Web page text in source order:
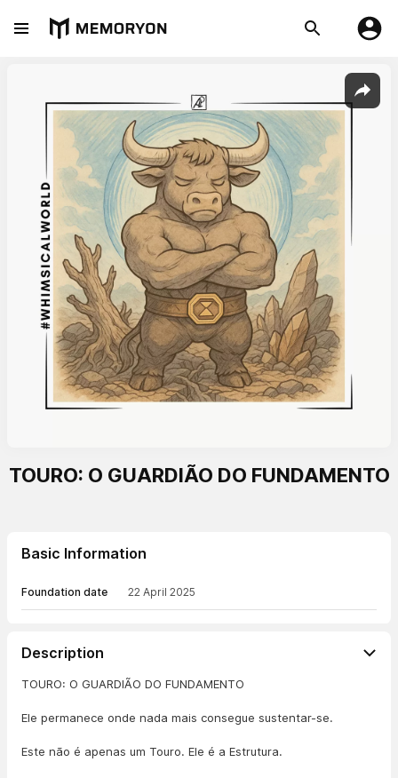
TOURO: O GUARDIÃO DO FUNDAMENTO
Basic Information
Foundation date 22 April 2025
Description
TOURO: O GUARDIÃO DO FUNDAMENTO
Ele permanece onde nada mais consegue sustentar-se.
Este não é apenas um Touro. Ele é a Estrutura.